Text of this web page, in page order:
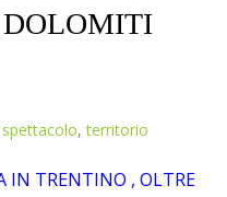
spettacolo,territorio
IN TRENTINO , OLTRE